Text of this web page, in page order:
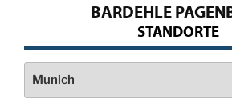
BARDEHLE
STANDORTE